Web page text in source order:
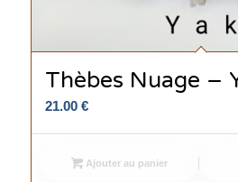
Thèbes Nuage –
21.00 €
Ajouter au panier